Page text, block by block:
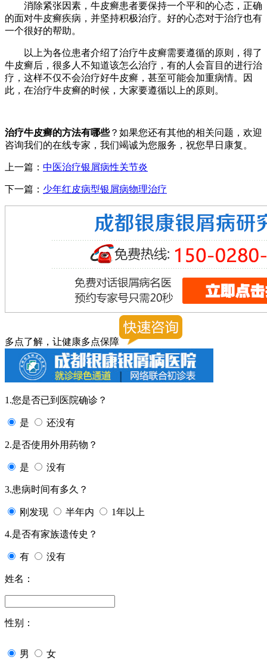
消除紧张因素，牛皮癣患者要保持一个平和的心态，正确
的面对牛皮癣疾病，并坚持积极治疗。好的心态对于治疗也有
一个很好的帮助。
以上为各位患者介绍了治疗牛皮癣需要遵循的原则，得了
牛皮癣后，很多人不知道该怎么治疗，有的人会盲目的进行治
疗，这样不仅不会治疗好牛皮癣，甚至可能会加重病情。因
此，在治疗牛皮癣的时候，大家要遵循以上的原则。
治疗牛皮癣的方法有哪些？如果您还有其他的相关问题，欢迎
咨询我们的在线专家，我们竭诚为您服务，祝您早日康复。
上一篇： 中医治疗银屑病性关节炎
下一篇： 少年红皮病型银屑病物理治疗
多点了解，让健康多点保障
1.您是否已到医院确诊？
是 还没有
2.是否使用外用药物？
是 没有
3.患病时间有多久？
刚发现 半年内 1年以上
4.是否有家族遗传史？
有 没有
姓名：
性别：
男 女